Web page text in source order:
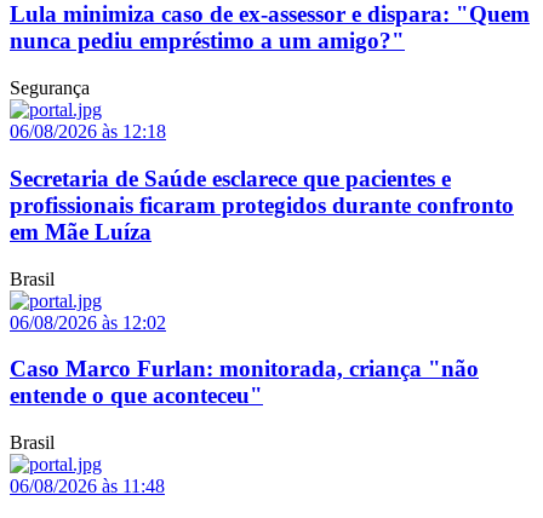
Lula minimiza caso de ex-assessor e dispara: "Quem
nunca pediu empréstimo a um amigo?"
Segurança
06/08/2026 às 12:18
Secretaria de Saúde esclarece que pacientes e
profissionais ficaram protegidos durante confronto
em Mãe Luíza
Brasil
06/08/2026 às 12:02
Caso Marco Furlan: monitorada, criança "não
entende o que aconteceu"
Brasil
06/08/2026 às 11:48